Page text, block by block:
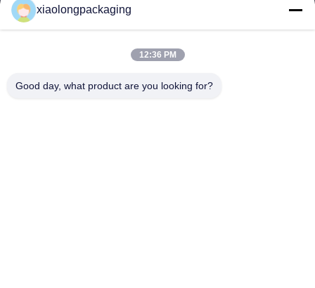
Tina@xiaolongpackaging.com
0086-15322891631
xiaolongpackaging
12:36 PM
Good day, what product are you looking for?